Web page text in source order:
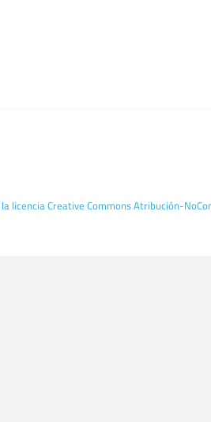
la licencia Creative Commons Atribución-